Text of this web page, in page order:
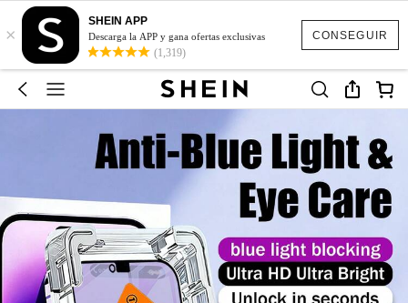
CONSEGUIR
×
SHEIN APP
Descarga la APP y gana ofertas exclusivas
(1,319)